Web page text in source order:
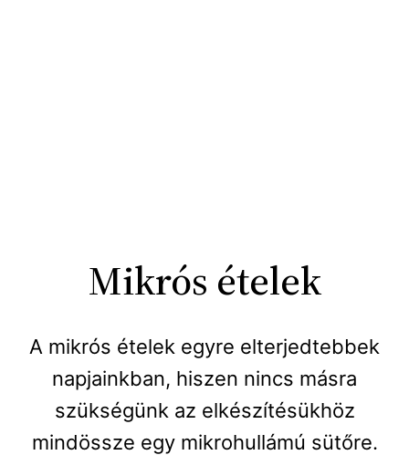
Mikrós ételek
A mikrós ételek egyre elterjedtebbek
napjainkban, hiszen nincs másra
szükségünk az elkészítésükhöz
mindössze egy mikrohullámú sütőre.